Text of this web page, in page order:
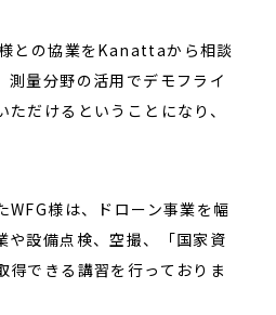
との協業をKanattaから相談
測量分野の活用でデモフライ
ただけるということになり、
WFG様は、ドローン事業を幅
や設備点検、空撮、「国家資
得できる講習を行っておりま